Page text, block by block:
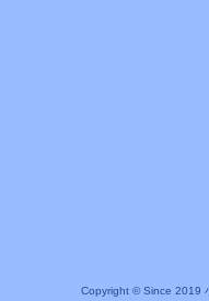
Copyright © Since 2019